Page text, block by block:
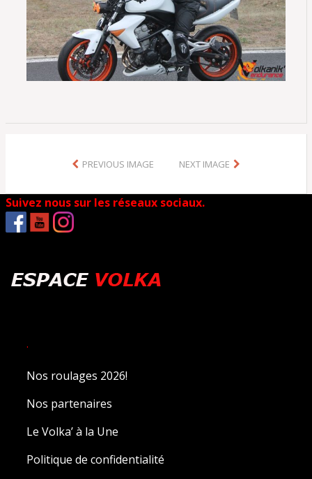
PREVIOUS IMAGE NEXT IMAGE
Suivez nous sur les réseaux sociaux.
.
Nos roulages 2026!
Nos partenaires
Le Volka’ à la Une
Politique de confidentialité